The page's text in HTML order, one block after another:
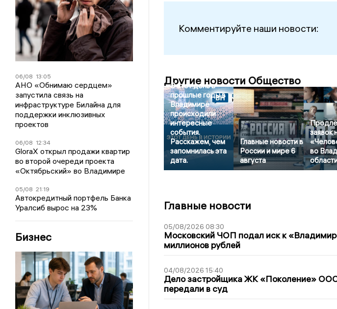
06/08 13:05
АНО «Обнимаю сердцем»
запустила связь на
инфраструктуре Билайна для
поддержки инклюзивных
проектов
06/08 12:34
GloraX открыл продажи квартир
во второй очереди проекта
«Октябрьский» во Владимире
05/08 21:19
Автокредитный портфель Банка
Уралсиб вырос на 23%
Бизнес
Комментируйте наши новости:
Другие новости Общество
В этот день в
прошлые годы в
Владимире
происходили
интересные
события.
Расскажем, чем
запомнилась эта
дата.
Главные новости в
России и мире 6
августа
заявок
во
Главные новости
05/08/2026 08:30
Московский ЧОП подал иск к
миллионов рублей
04/08/2026 15:40
Дело застройщика ЖК «Поколение»
передали в суд